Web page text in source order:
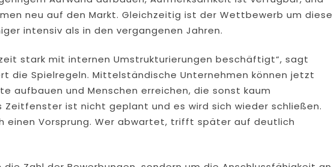
neu auf den Markt. Gleichzeitig ist der Wettbewerb um diese
intensiv als in den vergangenen Jahren.
stark mit internen Umstrukturierungen beschäftigt“, sagt
die Spielregeln. Mittelständische Unternehmen können jetzt
aufbauen und Menschen erreichen, die sonst kaum
Zeitfenster ist nicht geplant und es wird sich wieder schließen.
einen Vorsprung. Wer abwartet, trifft später auf deutlich